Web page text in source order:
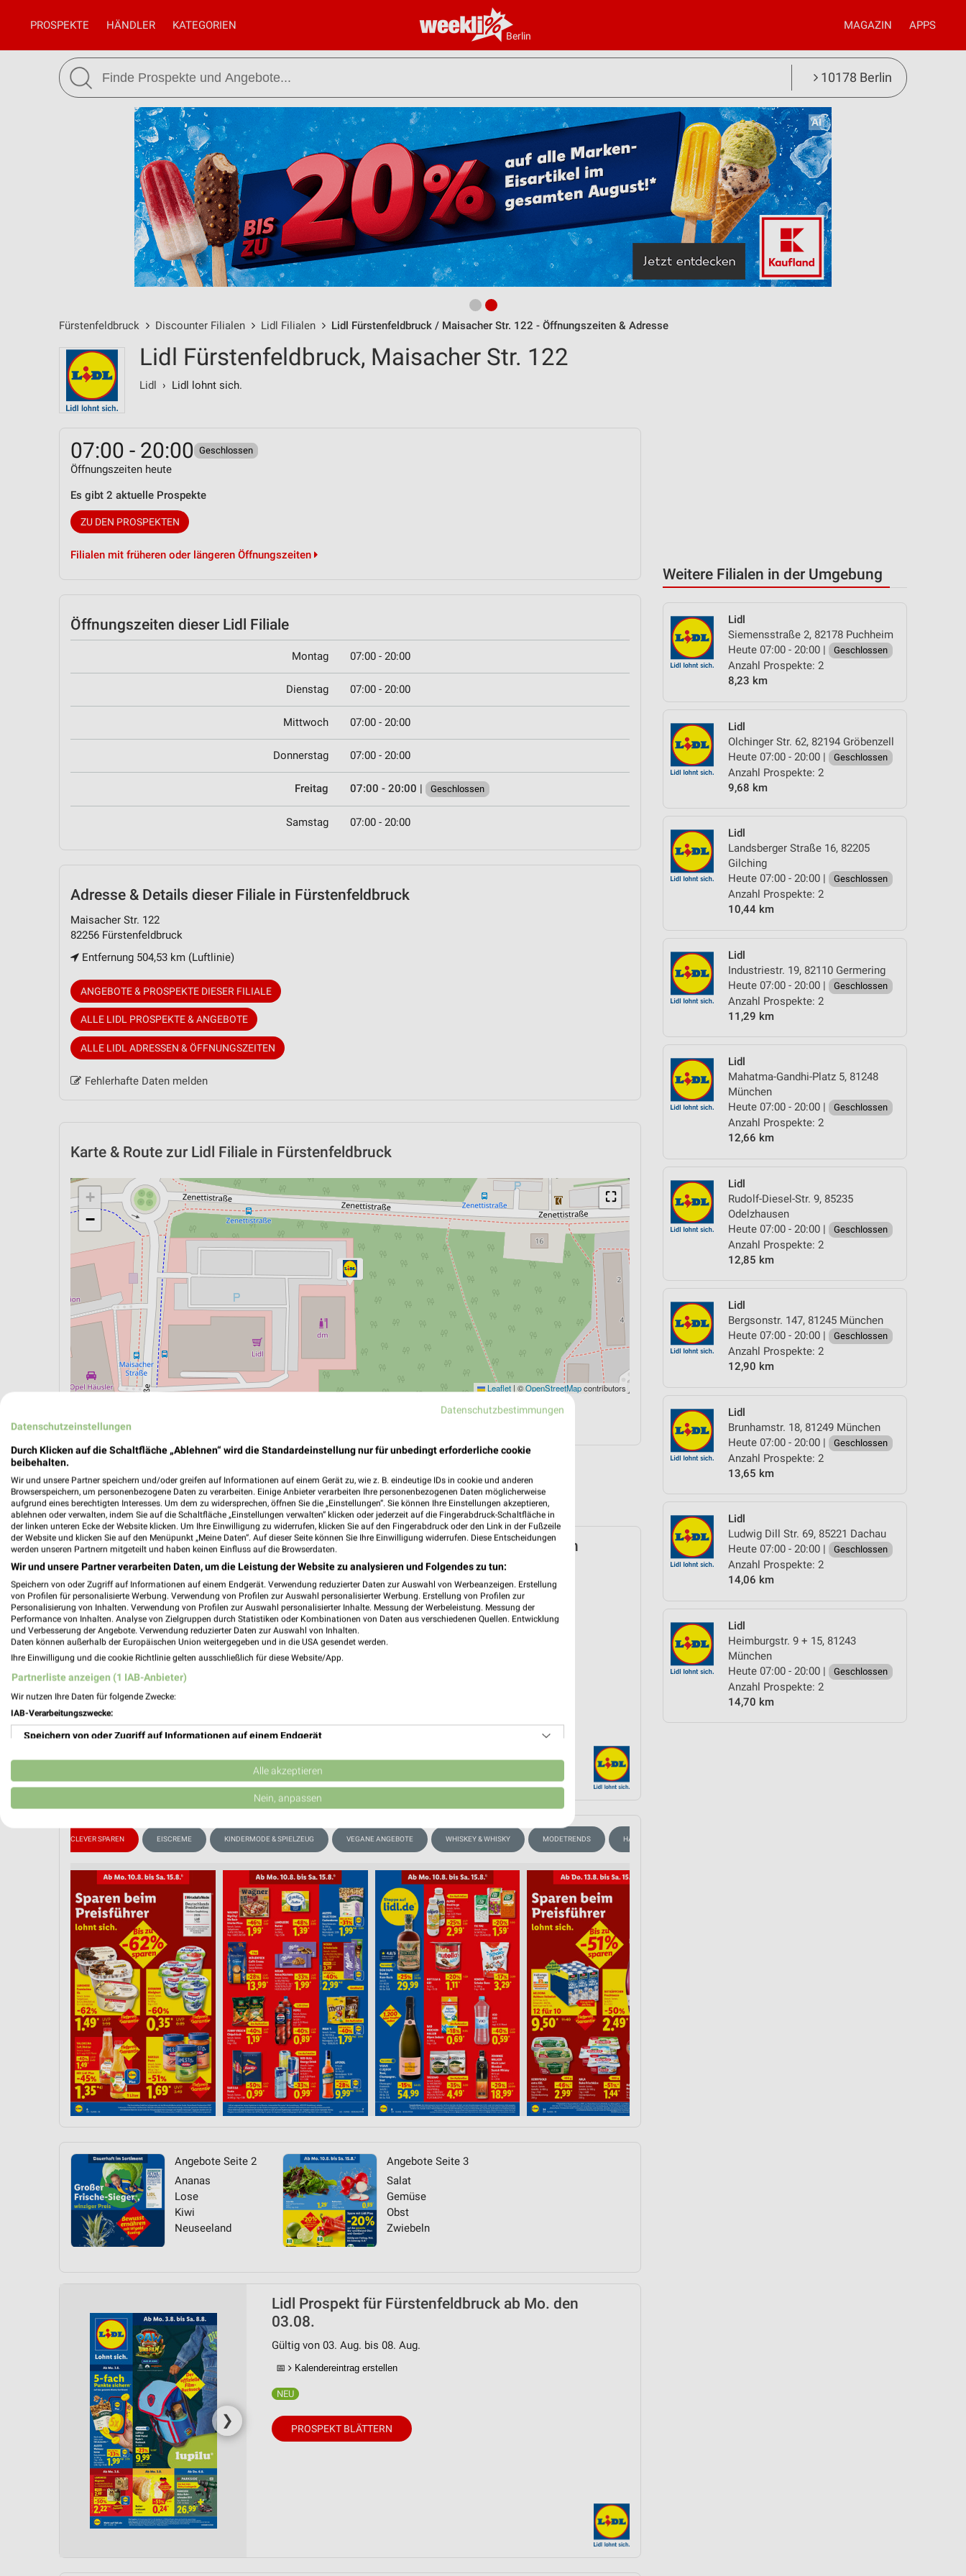
Berlin
PROSPEKTE HÄNDLER KATEGORIEN MAGAZIN APPS
10178 Berlin
Fürstenfeldbruck Discounter Filialen Lidl Filialen Lidl Fürstenfeldbruck / Maisacher Str. 122 - Öffnungszeiten & Adresse
Weitere Filialen in der Umgebung
Lidl
Siemensstraße 2, 82178 Puchheim
Heute 07:00 - 20:00 |
Geschlossen
Anzahl Prospekte: 2
8,23 km
Lidl
Olchinger Str. 62, 82194 Gröbenzell
Heute 07:00 - 20:00 |
Geschlossen
Anzahl Prospekte: 2
9,68 km
Lidl
Landsberger Straße 16, 82205
Gilching
Heute 07:00 - 20:00 |
Geschlossen
Anzahl Prospekte: 2
10,44 km
Lidl
Industriestr. 19, 82110 Germering
Heute 07:00 - 20:00 |
Geschlossen
Anzahl Prospekte: 2
11,29 km
Lidl
Mahatma-Gandhi-Platz 5, 81248
München
Heute 07:00 - 20:00 |
Geschlossen
Anzahl Prospekte: 2
12,66 km
Lidl
Rudolf-Diesel-Str. 9, 85235
Odelzhausen
Heute 07:00 - 20:00 |
Geschlossen
Anzahl Prospekte: 2
12,85 km
Lidl
Bergsonstr. 147, 81245 München
Heute 07:00 - 20:00 |
Geschlossen
Anzahl Prospekte: 2
12,90 km
Lidl
Brunhamstr. 18, 81249 München
Heute 07:00 - 20:00 |
Geschlossen
Anzahl Prospekte: 2
13,65 km
Lidl
Ludwig Dill Str. 69, 85221 Dachau
Heute 07:00 - 20:00 |
Geschlossen
Anzahl Prospekte: 2
14,06 km
Lidl
Heimburgstr. 9 + 15, 81243
München
Heute 07:00 - 20:00 |
Geschlossen
Anzahl Prospekte: 2
14,70 km
Lidl Fürstenfeldbruck, Maisacher Str. 122
Lidl › Lidl lohnt sich.
07:00 - 20:00 Geschlossen
Öffnungszeiten heute
Es gibt 2 aktuelle Prospekte
ZU DEN PROSPEKTEN
Filialen mit früheren oder längeren Öffnungszeiten
Öffnungszeiten dieser Lidl Filiale
Montag 07:00 - 20:00
Dienstag 07:00 - 20:00
Mittwoch 07:00 - 20:00
Donnerstag 07:00 - 20:00
Freitag 07:00 - 20:00 | Geschlossen
Samstag 07:00 - 20:00
Adresse & Details dieser Filiale in Fürstenfeldbruck
Maisacher Str. 122
82256 Fürstenfeldbruck
Entfernung 504,53 km (Luftlinie)
ANGEBOTE & PROSPEKTE DIESER FILIALE
ALLE LIDL PROSPEKTE & ANGEBOTE
ALLE LIDL ADRESSEN & ÖFFNUNGSZEITEN
Fehlerhafte Daten melden
Karte & Route zur Lidl Filiale in Fürstenfeldbruck
⛶
+
−
Leaflet | ©OpenStreetMapcontributors
NAVIGATION MIT GOOGLE/IOS MAPS
Aktuelle Angebote in dieser Filiale
Anzahl Prospekte: 2
Letztes Prospektupdate: vor 12 Stunden
❯
Lidl Prospekt für Fürstenfeldbruck ab Mo. den
10.08.
Gültig von 10. Aug. bis 15. Aug.
📅 Kalendereintrag erstellen
PROSPEKT BLÄTTERN
CLEVER SPAREN EISCREME KINDERMODE & SPIELZEUG VEGANE ANGEBOTE WHISKEY & WHISKY MODETRENDS HANDY & SMARTPHONE
Angebote Seite 2
Ananas
Lose
Kiwi
Neuseeland
Angebote Seite 3
Salat
Gemüse
Obst
Zwiebeln
❯
Lidl Prospekt für Fürstenfeldbruck ab Mo. den
03.08.
Gültig von 03. Aug. bis 08. Aug.
📅 Kalendereintrag erstellen
PROSPEKT BLÄTTERN
Datenschutzbestimmungen
Datenschutzeinstellungen
Durch Klicken auf die Schaltfläche „Ablehnen“ wird die Standardeinstellung nur für unbedingt erforderliche cookie
beibehalten.
Wir und unsere Partner speichern und/oder greifen auf Informationen auf einem Gerät zu, wie z. B. eindeutige IDs in cookie und anderen
Browserspeichern, um personenbezogene Daten zu verarbeiten. Einige Anbieter verarbeiten Ihre personenbezogenen Daten möglicherweise
aufgrund eines berechtigten Interesses. Um dem zu widersprechen, öffnen Sie die „Einstellungen“. Sie können Ihre Einstellungen akzeptieren,
ablehnen oder verwalten, indem Sie auf die Schaltfläche „Einstellungen verwalten“ klicken oder jederzeit auf die Fingerabdruck-Schaltfläche in
der linken unteren Ecke der Website klicken. Um Ihre Einwilligung zu widerrufen, klicken Sie auf den Fingerabdruck oder den Link in der Fußzeile
der Website und klicken Sie auf den Menüpunkt „Meine Daten“. Auf dieser Seite können Sie Ihre Einwilligung widerrufen. Diese Entscheidungen
werden unseren Partnern mitgeteilt und haben keinen Einfluss auf die Browserdaten.
Wir und unsere Partner verarbeiten Daten, um die Leistung der Website zu analysieren und Folgendes zu tun:
Speichern von oder Zugriff auf Informationen auf einem Endgerät. Verwendung reduzierter Daten zur Auswahl von Werbeanzeigen. Erstellung
von Profilen für personalisierte Werbung. Verwendung von Profilen zur Auswahl personalisierter Werbung. Erstellung von Profilen zur
Personalisierung von Inhalten. Verwendung von Profilen zur Auswahl personalisierter Inhalte. Messung der Werbeleistung. Messung der
Performance von Inhalten. Analyse von Zielgruppen durch Statistiken oder Kombinationen von Daten aus verschiedenen Quellen. Entwicklung
und Verbesserung der Angebote. Verwendung reduzierter Daten zur Auswahl von Inhalten.
Daten können außerhalb der Europäischen Union weitergegeben und in die USA gesendet werden.
Ihre Einwilligung und die cookie Richtlinie gelten ausschließlich für diese Website/App.
Partnerliste anzeigen (1 IAB-Anbieter)
Wir nutzen Ihre Daten für folgende Zwecke:
IAB-Verarbeitungszwecke:
Speichern von oder Zugriff auf Informationen auf einem Endgerät
Verwendung reduzierter Daten zur Auswahl von Werbeanzeigen
Erstellung von Profilen für personalisierte Werbung
Erstellung von Profilen zur Personalisierung von Inhalten
Verwendung von Profilen zur Auswahl personalisierter Inhalte
Messung der Werbeleistung
Messung der Performance von Inhalten
Analyse von Zielgruppen durch Statistiken oder Kombinationen von Daten aus verschiedenen
Entwicklung und Verbesserung der Angebote
Verwendung reduzierter Daten zur Auswahl von Inhalten
IAB-Besonderheiten:
Verwendung genauer Standortdaten
Geräte anhand von aktiv angeforderten Informationen identifizieren
Performance
Alle akzeptieren
Nein, anpassen